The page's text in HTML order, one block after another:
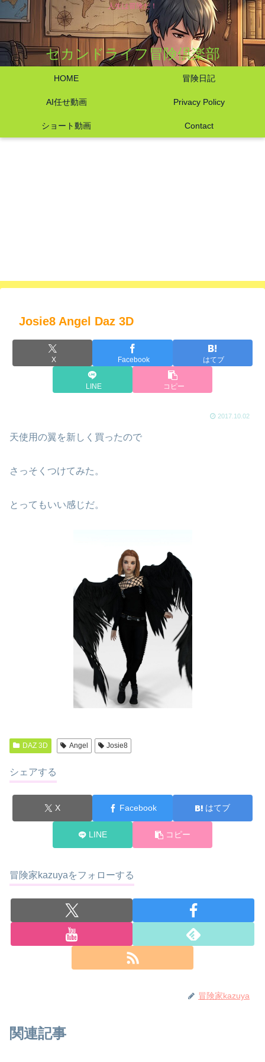
人生は冒険だ！
セカンドライフ冒険倶楽部
HOME 冒険日記
AI任せ動画 Privacy Policy
ショート動画 Contact
Josie8 Angel Daz 3D
X Facebook はてブ
LINE コピー
2017.10.02
天使用の翼を新しく買ったので
さっそくつけてみた。
とってもいい感じだ。
DAZ 3D Angel Josie8
シェアする
X Facebook はてブ
LINE コピー
冒険家kazuyaをフォローする
冒険家kazuya
関連記事